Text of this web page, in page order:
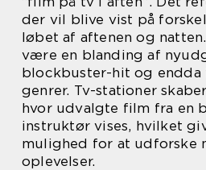
der vil blive vist på
løbet af aftenen og
være en blanding af
blockbuster-hit og
genrer. Tv-stationer
hvor udvalgte film fra en
instruktør vises, hvilket
mulighed for at udforske
oplevelser.